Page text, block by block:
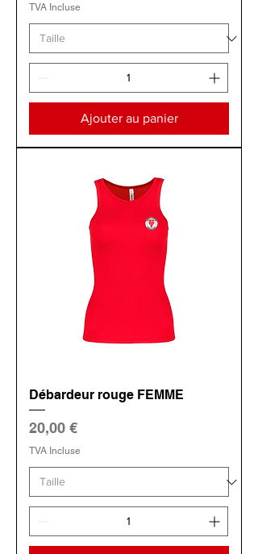
TVA Incluse
Ajouter au panier
Débardeur rouge FEMME
Prix
20,00 €
TVA Incluse